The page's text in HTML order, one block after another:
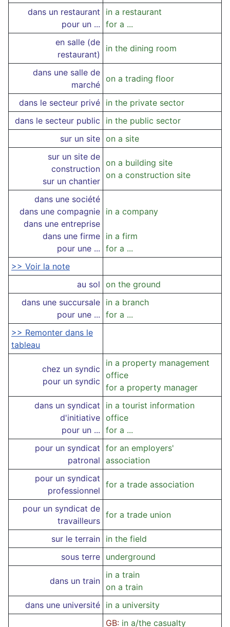
dans un restaurant
pour un ...
in a restaurant
for a ...
en salle (de
restaurant)
in the dining room
dans une salle de
marché
on a trading floor
dans le secteur privé in the private sector
dans le secteur public
in the public sector
sur un site on a site
sur un site de
construction
sur un chantier
on a building site
on a construction site
dans une société
dans une compagnie
dans une entreprise
dans une firme
pour une ...
in a company
in a firm
for a ...
>> Voir la note
au sol on the ground
dans une succursale
pour une ...
in a branch
for a ...
>> Remonter dans le
tableau
chez un syndic
pour un syndic
in a property management
office
for a property manager
dans un syndicat
d'initiative
pour un ...
in a tourist information
office
for a ...
pour un syndicat
patronal
for an employers'
association
pour un syndicat
professionnel
for a trade association
pour un syndicat de
travailleurs
for a trade union
sur le terrain in the field
sous terre underground
dans un train
in a train
on a train
dans une université in a university
GB: in a/the casualty